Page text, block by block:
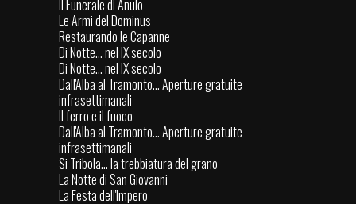
Il Funerale di Anulo
Le Armi del Dominus
Restaurando le Capanne
Di Notte... nel IX secolo
Di Notte... nel IX secolo
Dall'Alba al Tramonto... Aperture gratuite
infrasettimanali
Il ferro e il fuoco
Dall'Alba al Tramonto... Aperture gratuite
infrasettimanali
Si Tribola... la trebbiatura del grano
La Notte di San Giovanni
La Festa dell'Impero